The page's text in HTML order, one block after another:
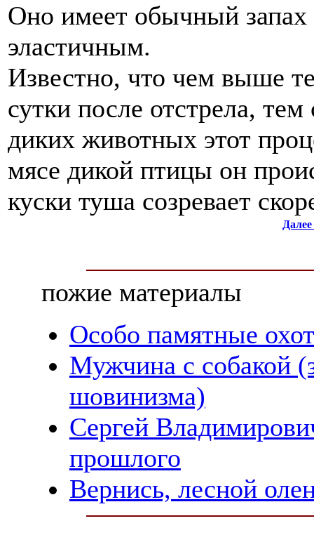
Оно имеет обычный запах
эластичным.
Известно, что чем выше
сутки после отстрела,
диких животных этот
мясе дикой птицы он
куски туша созревает
пожие материалы
Особо памятные
Мужчина с собакой
шовинизма)
Сергей
прошлого
Вернись, лесной